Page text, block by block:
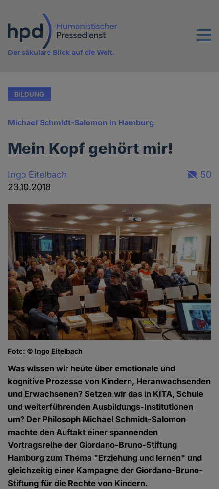
Inhalt
Menu
Der säkulare Blick auf die Welt.
BILDUNG
Michael Schmidt-Salomon in Hamburg
Mein Kopf gehört mir!
Ingo Eitelbach
23.10.2018
50
Foto: © Ingo Eitelbach
Was wissen wir heute über emotionale und
kognitive Prozesse von Kindern, Heranwachsenden
und Erwachsenen? Setzen wir das in KITA, Schule
und weiterführenden Ausbildungs-Institutionen
um? Der Philosoph Michael Schmidt-Salomon
machte den Auftakt einer spannenden
Vortragsreihe der Giordano-Bruno-Stiftung
Hamburg zum Thema "Erziehung und lernen" und
gleichzeitig einer Kampagne der Giordano-Bruno-
Stiftung für die Rechte von Kindern.